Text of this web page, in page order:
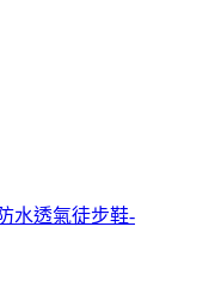
水透氣徒步鞋-